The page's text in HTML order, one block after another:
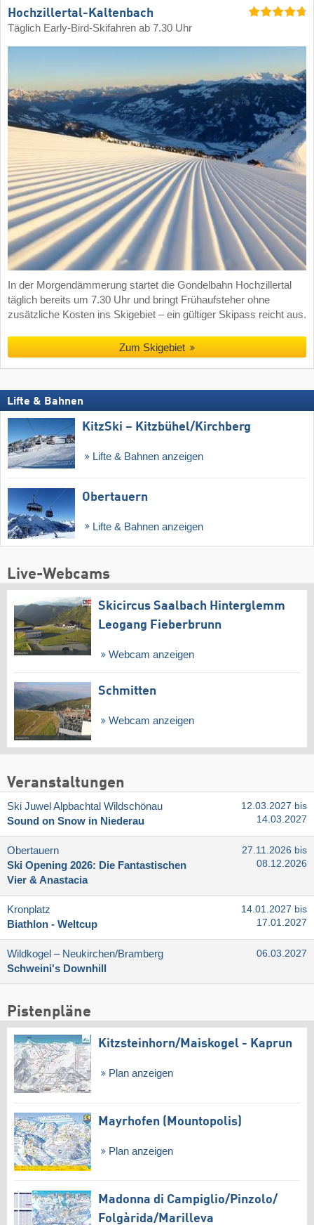
Hochzillertal-Kaltenbach
Täglich Early-Bird-Skifahren ab 7.30 Uhr
In der Morgendämmerung startet die Gondelbahn Hochzillertal
täglich bereits um 7.30 Uhr und bringt Frühaufsteher ohne
zusätzliche Kosten ins Skigebiet – ein gültiger Skipass reicht aus.
Zum Skigebiet
Lifte & Bahnen
KitzSki – Kitzbühel/​Kirchberg
Lifte & Bahnen anzeigen
Obertauern
Lifte & Bahnen anzeigen
Live-Webcams
Skicircus Saalbach Hinterglemm
Leogang Fieberbrunn
Webcam anzeigen
Schmitten
Webcam anzeigen
Veranstaltungen
Ski Juwel Alpbachtal Wildschönau
Sound on Snow in Niederau
12.03.2027 bis
14.03.2027
Obertauern
Ski Opening 2026: Die Fantastischen
Vier & Anastacia
27.11.2026 bis
08.12.2026
Kronplatz
Biathlon - Weltcup
14.01.2027 bis
17.01.2027
Wildkogel – Neukirchen/​Bramberg
Schweini's Downhill
06.03.2027
Pistenpläne
Kitzsteinhorn/​Maiskogel - Kaprun
Plan anzeigen
Mayrhofen (Mountopolis)
Plan anzeigen
Madonna di Campiglio/​Pinzolo/​
Folgàrida/​Marilleva